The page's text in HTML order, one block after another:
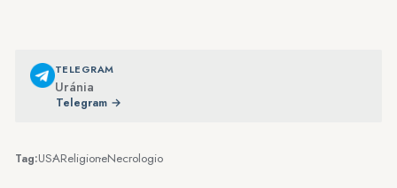
TELEGRAM
Uránia
Telegram →
Tag:USAReligioneNecrologio